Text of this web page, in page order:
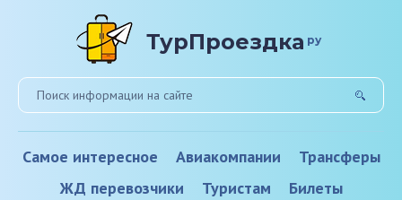
ТурПроездка ру
Самое интересное Авиакомпании
Трансферы
ЖД перевозчики
Туристам Билеты